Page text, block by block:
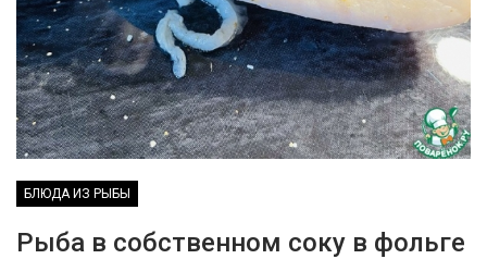
БЛЮДА ИЗ РЫБЫ
Рыба в собственном соку в фольге